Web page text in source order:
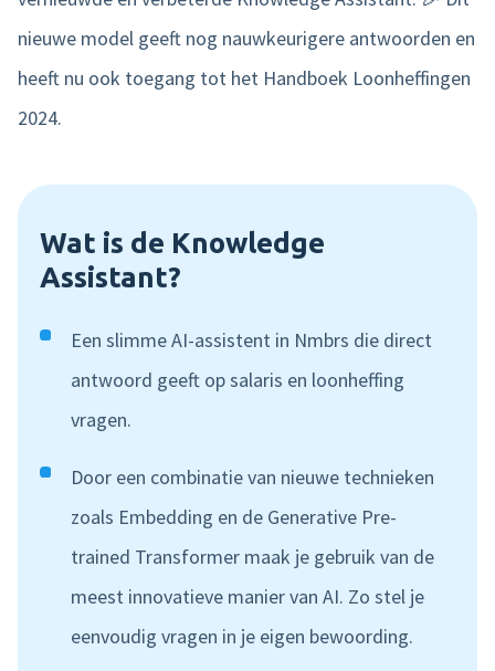
nieuwe model geeft nog nauwkeurigere antwoorden en
heeft nu ook toegang tot het Handboek Loonheffingen
2024.
Wat is de Knowledge
Assistant?
Een slimme AI-assistent in Nmbrs die direct
antwoord geeft op salaris en loonheffing
vragen.
Door een combinatie van nieuwe technieken
zoals Embedding en de Generative Pre-
trained Transformer maak je gebruik van de
meest innovatieve manier van AI. Zo stel je
eenvoudig vragen in je eigen bewoording.